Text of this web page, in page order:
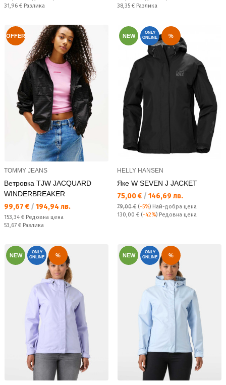
Спестявате:
31,96 € Разлика
Спестявате:
38,35 € Разлика
OFFER
TOMMY JEANS
Ветровка TJW JACQUARD
WINDERBREAKER
Текуща цена:
99,67 € / 194,94 лв.
Редовна цена:
153,34 € Редовна цена
Спестявате:
53,67 € Разлика
NEW
ONLY
ONLINE
%
HELLY HANSEN
Яке W SEVEN J JACKET
Текуща цена:
75,00 € / 146,69 лв.
79,00 € (-5%) Най-добра цена
Редовна цена:
130,00 € (-42%) Редовна цена
NEW
ONLY
ONLINE
% NEW
ONLY
ONLINE
%